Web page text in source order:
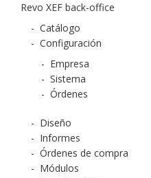
Revo XEF back-office
- Catálogo
- Configuración
- Empresa
- Sistema
- Órdenes
- Diseño
- Informes
- Órdenes de compra
- Módulos